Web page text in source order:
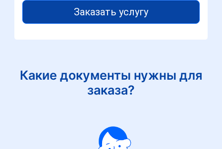
Заказать услугу
Какие документы нужны для
заказа?